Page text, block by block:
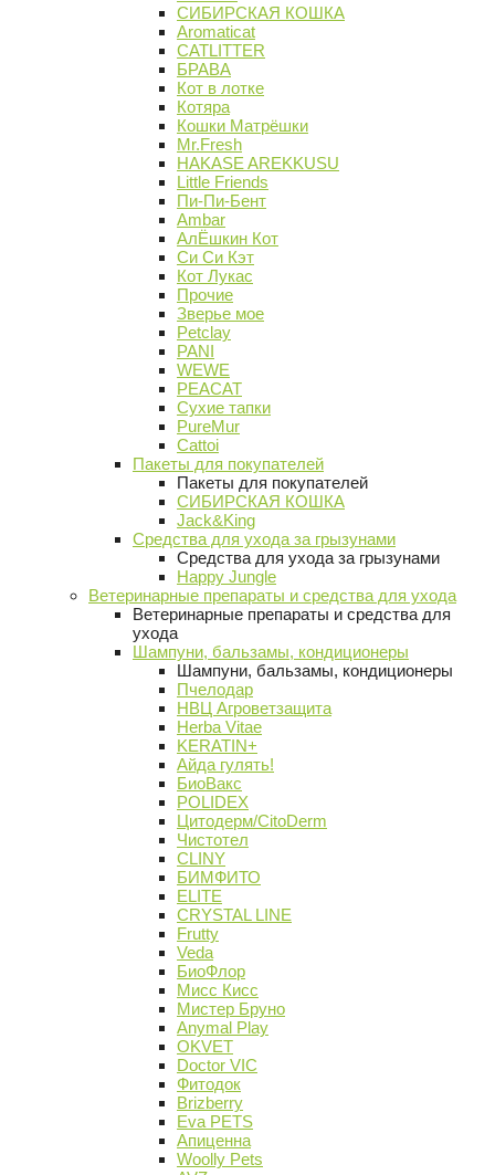
СИБИРСКАЯ КОШКА
Aromaticat
CATLITTER
БРАВА
Кот в лотке
Котяра
Кошки Матрёшки
Mr.Fresh
HAKASE AREKKUSU
Little Friends
Пи-Пи-Бент
Ambar
АлЁшкин Кот
Си Си Кэт
Кот Лукас
Прочие
Зверье мое
Petclay
PANI
WEWE
PEACAT
Сухие тапки
PureMur
Cattoi
Пакеты для покупателей
Пакеты для покупателей
СИБИРСКАЯ КОШКА
Jack&King
Средства для ухода за грызунами
Средства для ухода за грызунами
Happy Jungle
Ветеринарные препараты и средства для ухода
Ветеринарные препараты и средства для
ухода
Шампуни, бальзамы, кондиционеры
Шампуни, бальзамы, кондиционеры
Пчелодар
НВЦ Агроветзащита
Herba Vitae
KERATIN+
Айда гулять!
БиоВакс
POLIDEX
Цитодерм/CitoDerm
Чистотел
CLINY
БИМФИТО
ELITE
CRYSTAL LINE
Frutty
Veda
БиоФлор
Мисс Кисс
Мистер Бруно
Anymal Play
OKVET
Doctor VIC
Фитодок
Brizberry
Eva PETS
Апиценна
Woolly Pets